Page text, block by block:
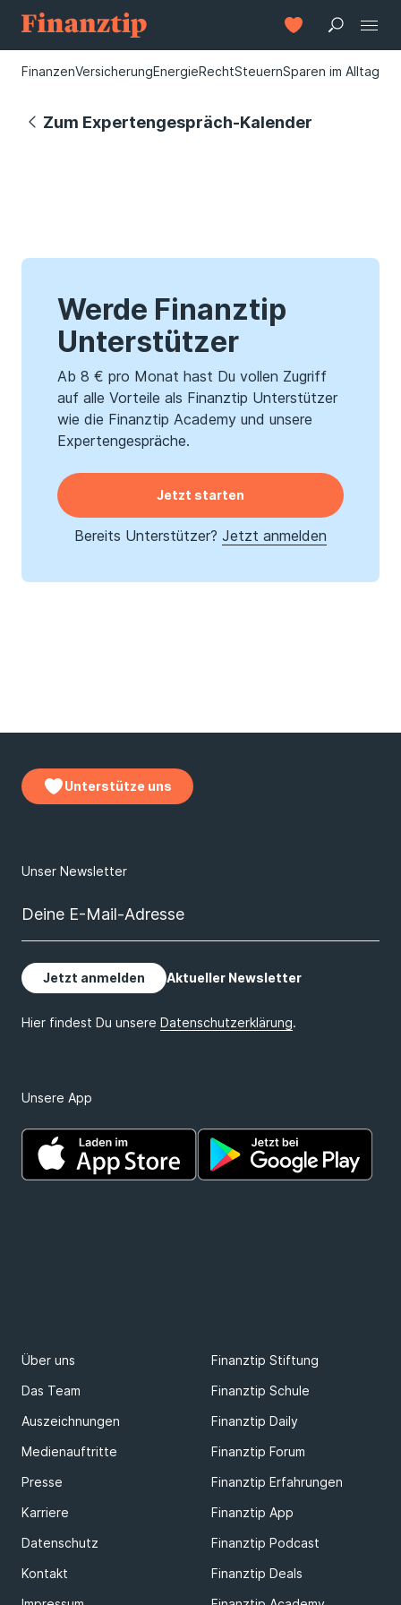
FinanzenVersicherungEnergieRechtSteuernSparen im Alltag
Zum Expertengespräch-Kalender
Werde Finanztip
Unterstützer
Ab 8 € pro Monat hast Du vollen Zugriff
auf alle Vorteile als Finanztip Unterstützer
wie die Finanztip Academy und unsere
Expertengespräche.
Jetzt starten
Bereits Unterstützer? Jetzt anmelden
Unterstütze uns
Unsere App
Über uns
Finanztip Stiftung
Das Team
Finanztip Schule
Auszeichnungen
Finanztip Daily
Medienauftritte
Finanztip Forum
Presse
Finanztip Erfahrungen
Karriere
Finanztip App
Datenschutz
Finanztip Podcast
Kontakt
Finanztip Deals